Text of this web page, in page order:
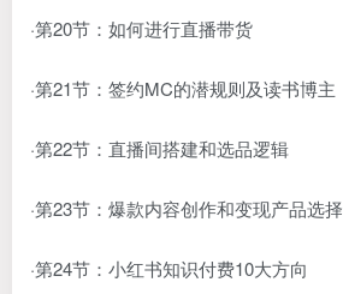
·第20节：如何进行直播带货
·第21节：签约MC的潜规则及读书博主
·第22节：直播间搭建和选品逻辑
·第23节：爆款内容创作和变现产品选择
·第24节：小红书知识付费10大方向